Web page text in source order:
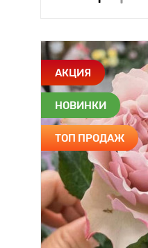
АКЦИЯ
НОВИНКИ
ТОП ПРОДАЖ